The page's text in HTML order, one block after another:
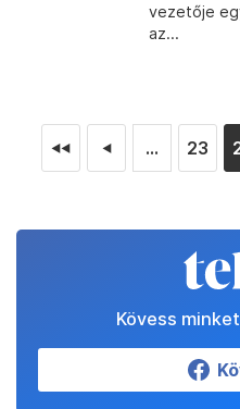
vezetője
az...
◄◄ ◄ ... 23
Kövess